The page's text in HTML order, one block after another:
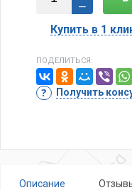
Купить в 1
ПОДЕЛИТЬСЯ:
Получить
Описание